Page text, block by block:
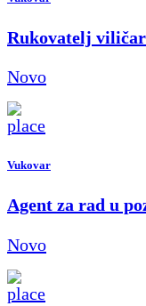
Rukovatelj
Novo
Vukovar
Agent za rad u
Novo